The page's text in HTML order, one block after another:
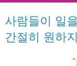
사람들이 일
간절히 원하
"